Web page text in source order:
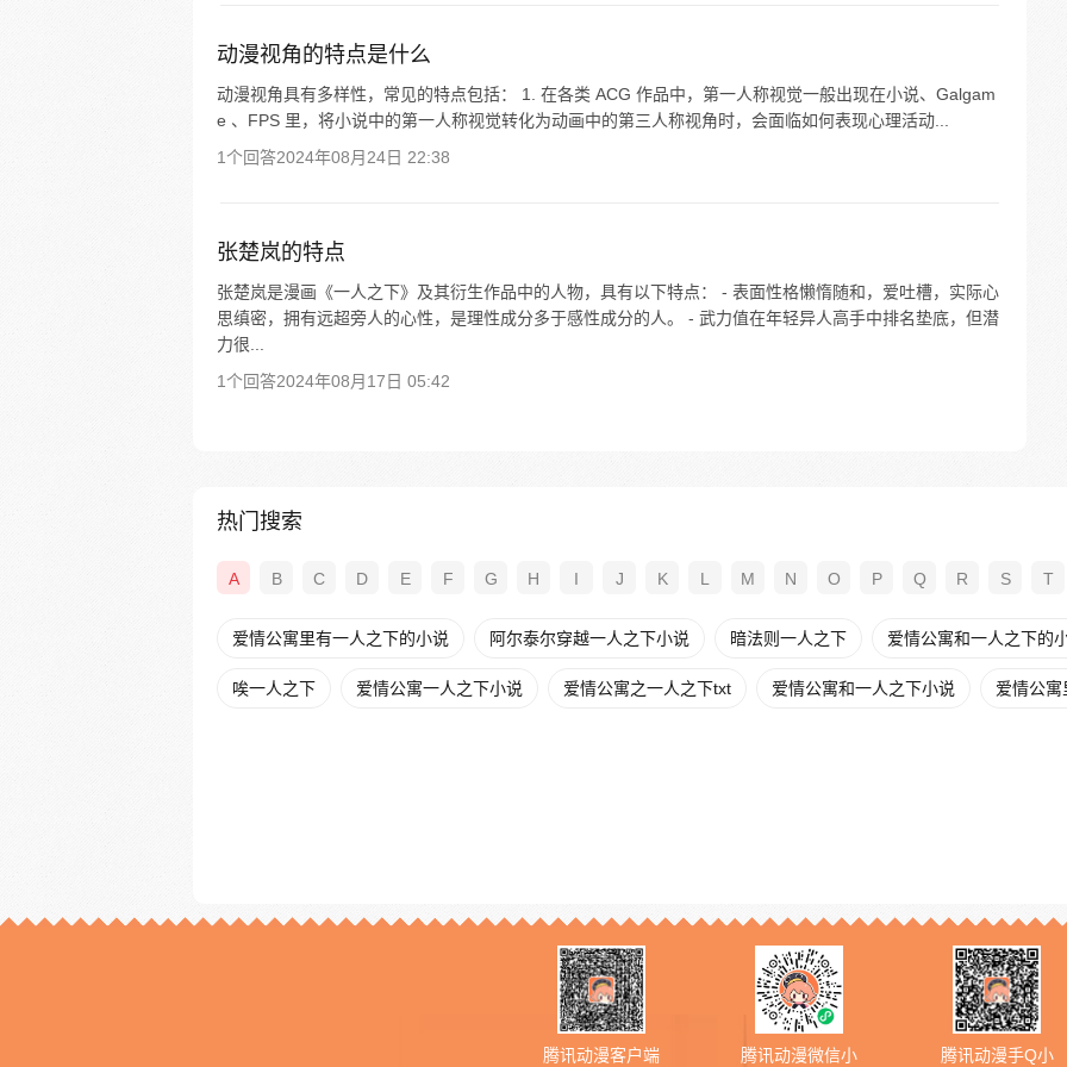
动漫视角的特点是什么
动漫视角具有多样性，常见的特点包括： 1. 在各类 ACG 作品中，第一人称视觉一般出现在小说、Galgam
e 、FPS 里，将小说中的第一人称视觉转化为动画中的第三人称视角时，会面临如何表现心理活动...
1个回答2024年08月24日 22:38
张楚岚的特点
张楚岚是漫画《一人之下》及其衍生作品中的人物，具有以下特点： - 表面性格懒惰随和，爱吐槽，实际心
思缜密，拥有远超旁人的心性，是理性成分多于感性成分的人。 - 武力值在年轻异人高手中排名垫底，但潜
力很...
1个回答2024年08月17日 05:42
热门搜索
A B C D E F G H I J K L M N O P Q R S T
爱情公寓里有一人之下的小说 阿尔泰尔穿越一人之下小说 暗法则一人之下 爱情公寓和一人之下的
唉一人之下 爱情公寓一人之下小说 爱情公寓之一人之下txt 爱情公寓和一人之下小说 爱情公
腾讯动漫客户端 腾讯动漫微信小 腾讯动漫手Q小